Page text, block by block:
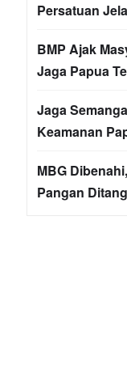
Persatuan
BMP Ajak
Jaga Papua
Jaga
Keamanan
MBG
Pangan